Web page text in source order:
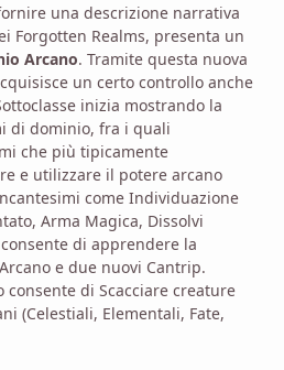
una descrizione narrativa
Forgotten Realms, presenta un
Arcano. Tramite questa nuova
un certo controllo anche
inizia mostrando la
di dominio, fra i quali
che più tipicamente
e utilizzare il potere arcano
come Individuazione
Arma Magica, Dissolvi
di apprendere la
e due nuovi Cantrip.
di Scacciare creature
(Celestiali, Elementali, Fate,